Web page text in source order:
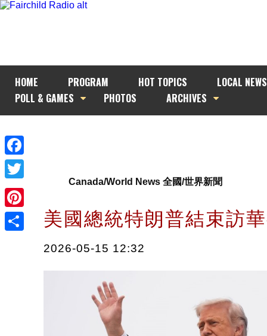
HOME PROGRAM HOT TOPICS
LOCAL NEWS
POLL & GAMES
PHOTOS ARCHIVES
Facebook
Twitter
Pinterest
Canada/World News 全國/世界新聞
美國總統特朗普結束訪
2026-05-15 12:32